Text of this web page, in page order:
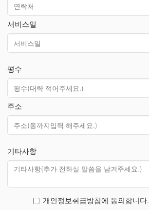
서비스일
평수
주소
기타사항
개인정보취급방침에 동의합니다.